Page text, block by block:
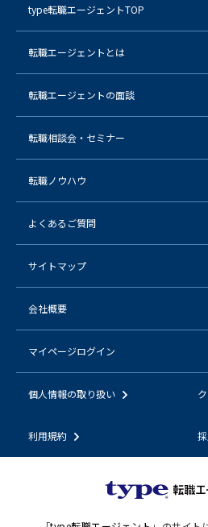
type転職エージェントTOP
転職エージェントとは
転職エージェントの面談
転職相談会・セミナー
転職ノウハウ
よくあるご質問
サイトマップ
会社概要
マイページログイン
個人情報の取り扱い
利用規約